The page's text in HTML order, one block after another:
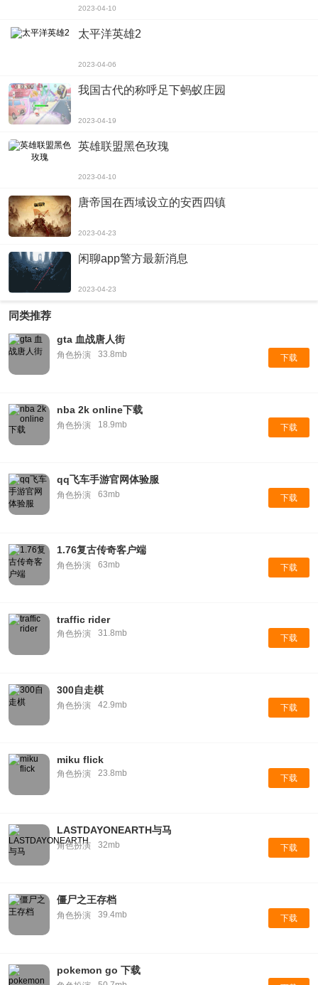
画质精美：游戏采用2.5D画面风格，操作简单易上手。画质清晰、精美，可以为
多样玩法：游戏支持多种玩法，比如任务模式、地图模式、PVP模式等。玩家可
备和道具拥有不同的属性和技能，玩家可以根据自己的实际需要兑换和使用。
戏的刺激度和乐趣。
总结
单机版传奇手机游戏是一款非常有趣和富有挑战性的游戏，不仅操作简单、画面
精美，而且提供了各种多样、丰富的玩法。如果你喜欢探险，挑战自我，那么单
机版传奇手机游戏绝对不会让
2023-04-10
太平洋英雄2
2023-04-06
我国古代的称呼足下蚂蚁庄园
2023-04-19
英雄联盟黑色玫瑰
2023-04-10
唐帝国在西域设立的安西四镇
2023-04-23
闲聊app警方最新消息
2023-04-23
同类推荐
gta 血战唐人街
角色扮演 33.8mb 下载
nba 2k online下载
角色扮演 18.9mb 下载
qq飞车手游官网体验服
角色扮演 63mb 下载
1.76复古传奇客户端
角色扮演 63mb 下载
traffic rider
角色扮演 31.8mb 下载
300自走棋
角色扮演 42.9mb 下载
miku flick
角色扮演 23.8mb 下载
LASTDAYONEARTH与马
角色扮演 32mb 下载
僵尸之王存档
角色扮演 39.4mb 下载
pokemon go 下载